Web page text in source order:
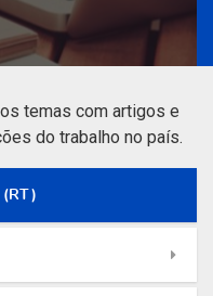
temas com artigos e
do trabalho no país.
(RT)